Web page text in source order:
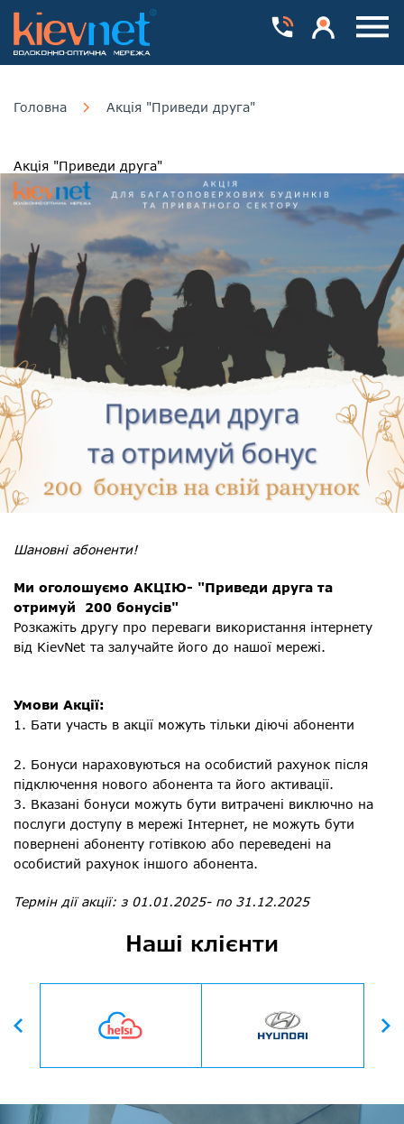
Головна Акція "Приведи друга"
Акція "Приведи друга"
Шановні абоненти!
Ми оголошуємо АКЦІЮ- "Приведи друга та
отримуй 200 бонусів"
Розкажіть другу про переваги використання інтернету
від KievNet та залучайте його до нашої мережі.
Умови Акції:
1. Бати участь в акції можуть тільки діючі абоненти
2. Бонуси нараховуються на особистий рахунок після
підключення нового абонента та його активації.
3. Вказані бонуси можуть бути витрачені виключно на
послуги доступу в мережі Інтернет, не можуть бути
повернені абоненту готівкою або переведені на
особистий рахунок іншого абонента.
Термін дії акції: з 01.01.2025- по 31.12.2025
Наші клієнти
Назад